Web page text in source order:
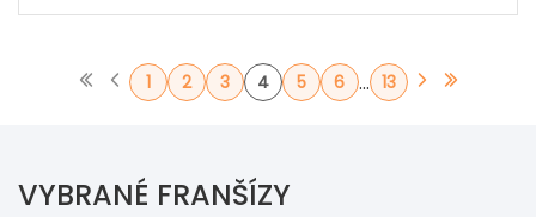
1 2 3 4 5 6 ... 13
VYBRANÉ FRANŠÍZY